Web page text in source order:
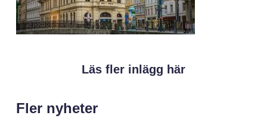
Läs fler inlägg här
Fler nyheter